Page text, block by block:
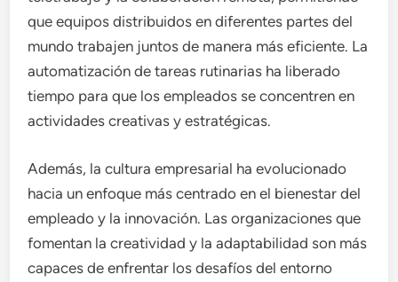
que equipos distribuidos en diferentes partes del
mundo trabajen juntos de manera más eficiente. La
automatización de tareas rutinarias ha liberado
tiempo para que los empleados se concentren en
actividades creativas y estratégicas.
Además, la cultura empresarial ha evolucionado
hacia un enfoque más centrado en el bienestar del
empleado y la innovación. Las organizaciones que
fomentan la creatividad y la adaptabilidad son más
capaces de enfrentar los desafíos del entorno